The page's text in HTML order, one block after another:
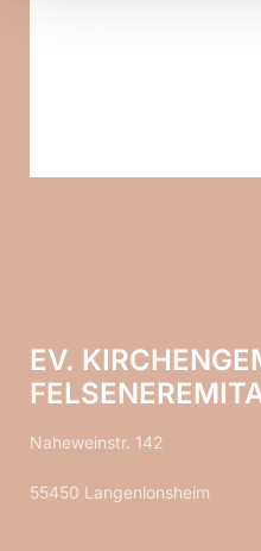
EV.
Naheweinstr. 142
55450 Langenlonsheim